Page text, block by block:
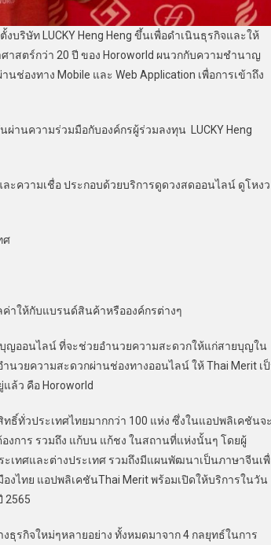
ษัท LUCKY Heng Heng ขึ้นเพื่อดำเนินธุรกิจและให้
สตร์กว่า 20 ปี ของ Horoworld ผนวกกับความชำนาญ
องทาง Mobile และ Web Application เพื่อการเข้าถึง
นความร่วมมือกับองค์กรผู้ร่วมลงทุน LUCKY Heng
ความเชื่อ ประกอบด้วยบริการดูดวงสดออนไลน์ ดูโหงว
ศ
ให้กับแบรนด์สินค้าหรือองค์กรต่างๆ
ญออนไลน์ ที่จะช่วยอำนวยความสะดวกให้แก่สายบุญใน
วยความสะดวกผ่านช่องทางออนไลน์ ให้ Thai Merit เ
ล้ว คือ Horoworld
วประเทศไทยมากกว่า 100 แห่ง ซึ่งในแอปพลิเคชันจะ
การ รวมถึง แก้บน แก้ชง ในสถานที่แห่งนั้นๆ โดยผู้
เทศและต่างประเทศ รวมถึงมีแผนพัฒนาเป็นภาษาจีนเ
ไทย แอปพลิเคชันThai Merit พร้อมเปิดให้บริการในวัน
2565
รกิจใหม่ๆหลายอย่าง ทั้งหมดมาจาก 4 กลยุทธ์ในการ